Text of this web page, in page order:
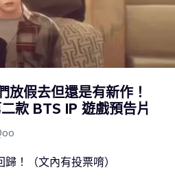
放假去但還是有新作！
款 BTS IP 遊戲預告片
！（文內有投票唷）